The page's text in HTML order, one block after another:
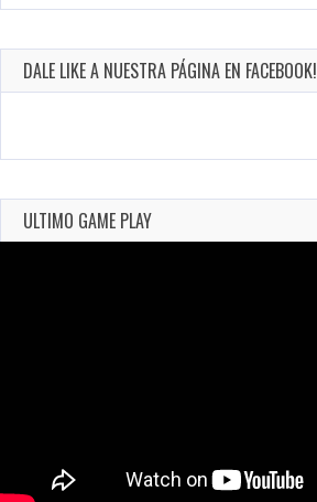
DALE LIKE A NUESTRA PÁGINA EN FACEBOOK!
ULTIMO GAME PLAY